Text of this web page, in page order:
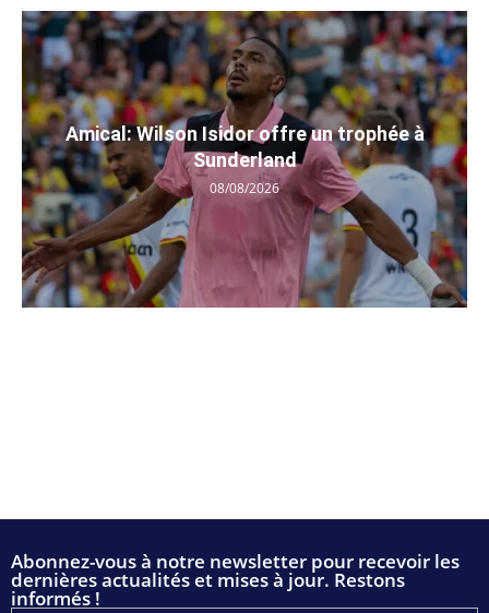
Amical: Wilson Isidor offre un trophée à
Sunderland
08/08/2026
Abonnez-vous à notre newsletter pour recevoir les
dernières actualités et mises à jour. Restons
informés !